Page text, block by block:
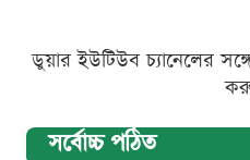
ডুয়ার ইউটিউব চ্যানেলের
সর্বোচ্চ পঠিত